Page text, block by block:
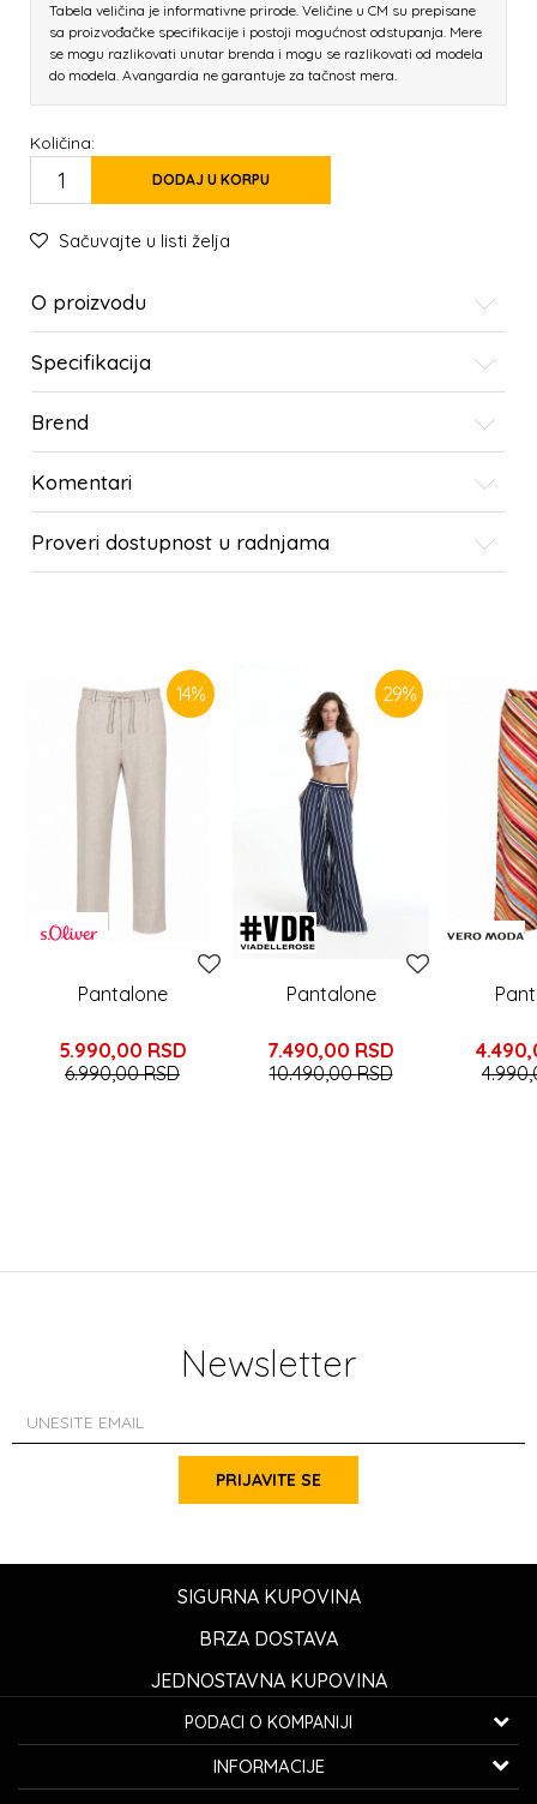
Tabela veličina je informativne prirode. Veličine u CM su prepisane
sa proizvođačke specifikacije i postoji mogućnost odstupanja. Mere
se mogu razlikovati unutar brenda i mogu se razlikovati od modela
do modela. Avangardia ne garantuje za tačnost mera.
Količina:
DODAJ U KORPU
Sačuvajte u listi želja
O proizvodu
Specifikacija
Brend
Komentari
Proveri dostupnost u radnjama
14%
Pantalone
5.990,00 RSD
6.990,00RSD
29%
Pantalone
7.490,00 RSD
10.490,00RSD
Newsletter
PRIJAVITE SE
SIGURNA KUPOVINA
BRZA DOSTAVA
JEDNOSTAVNA KUPOVINA
PODACI O KOMPANIJI
K...G... Fashion d.o.o.
INFORMACIJE